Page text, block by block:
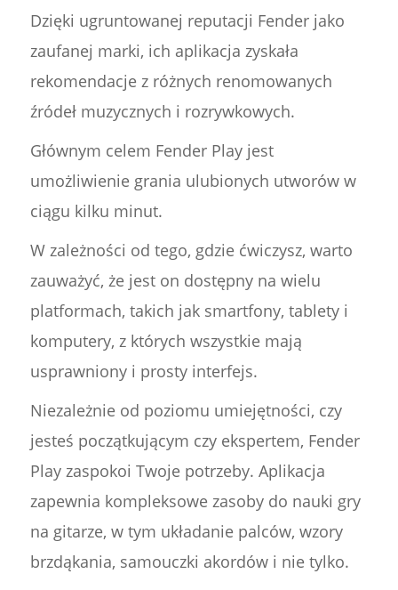
Dzięki ugruntowanej reputacji Fender jako
zaufanej marki, ich aplikacja zyskała
rekomendacje z różnych renomowanych
źródeł muzycznych i rozrywkowych.
Głównym celem Fender Play jest
umożliwienie grania ulubionych utworów w
ciągu kilku minut.
W zależności od tego, gdzie ćwiczysz, warto
zauważyć, że jest on dostępny na wielu
platformach, takich jak smartfony, tablety i
komputery, z których wszystkie mają
usprawniony i prosty interfejs.
Niezależnie od poziomu umiejętności, czy
jesteś początkującym czy ekspertem, Fender
Play zaspokoi Twoje potrzeby. Aplikacja
zapewnia kompleksowe zasoby do nauki gry
na gitarze, w tym układanie palców, wzory
brzdąkania, samouczki akordów i nie tylko.